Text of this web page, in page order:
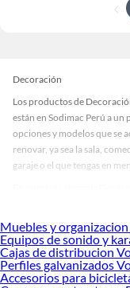
Decoración
Los productos de
están en Sodimac Perú a
opciones y modelos que se
renovar, ya sea la sala,
garaje o el que tengas en
medidas, colores y demás
proyectos en las mejores
Precios de Decoración en
Si buscar ahorrar, estás en
Muebles y
Equipos de sonido y
Cajas de distribucion
Perfiles galvanizados
Accesorios para